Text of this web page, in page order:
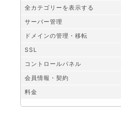
全カテゴリーを表示する
サーバー管理
ドメインの管理・移転
SSL
コントロールパネル
会員情報・契約
料金